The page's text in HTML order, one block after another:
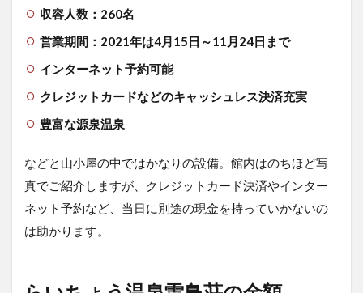
5
ら
い
ち
ょ
う
泉
鳥
荘
の
設
紹
収容人数：260名
営業期間：2021年は4月15日～11月24日まで
インターネット予約可能
クレジットカードなどのキャッシュレス決済充実
豊富な源泉温泉
などと山小屋の中ではかなりの設備。館内はのちほど写
真でご紹介しますが、クレジットカード決済やインター
ネット予約など、当日に別途の現金を持っていかないの
は助かります。